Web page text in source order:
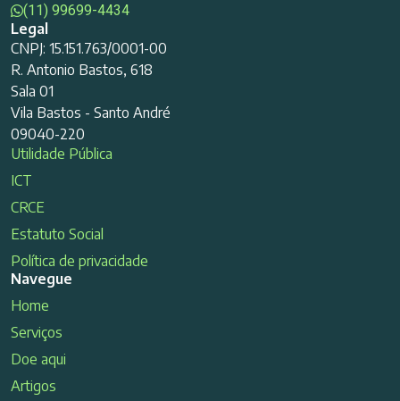
(11) 99699-4434
Legal
CNPJ: 15.151.763/0001-00
R. Antonio Bastos, 618
Sala 01
Vila Bastos - Santo André
09040-220
Utilidade Pública
ICT
CRCE
Estatuto Social
Política de privacidade
Navegue
Home
Serviços
Doe aqui
Artigos